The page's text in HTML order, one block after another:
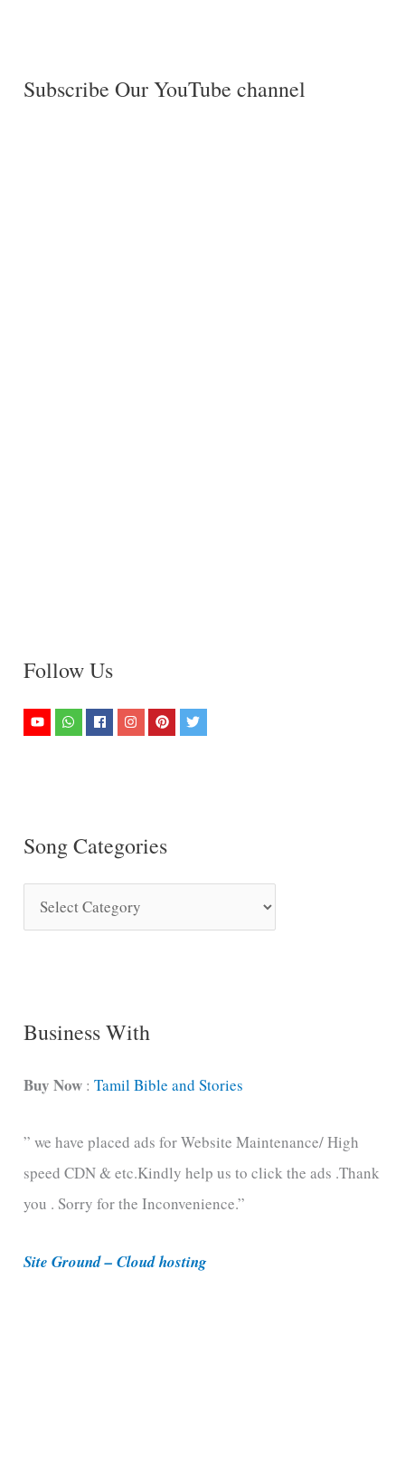
Subscribe Our YouTube channel
Follow Us
Song Categories
o
C
t
g
o
r
e
Business With
Buy Now :Tamil Bible and Stories
” we have placed ads for Website Maintenance/ High
speed CDN & etc.Kindly help us to click the ads .Thank
you . Sorry for the Inconvenience.”
Site Ground – Cloud hosting